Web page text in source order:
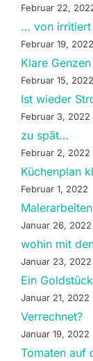
Februar 22,
… von irritiert
Februar 19, 2022
Klare Genzen
Februar 15, 2022
Ist wieder
Februar 3, 2022
zu spät…
Februar 2, 2022
Küchenplan
Februar 1, 2022
Januar 26, 2022
wohin mit
Januar 23, 2022
Ein
Januar 21, 2022
Verrechnet?
Januar 19, 2022
Tomaten auf